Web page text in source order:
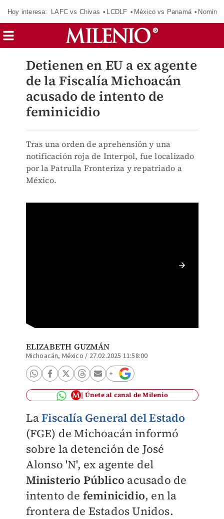
Hoy interesa: LAFC vs Chivas LCDLF México vs Panamá
Detienen en EU a ex agente
de la Fiscalía Michoacán
acusado de intento de
feminicidio
Tras una orden de aprehensión y una
notificación roja de Interpol, fue localizado
por la Patrulla Fronteriza y repatriado a
México.
ELIZABETH GUZMÁN
Michoacán, México / 27.02.2025 11:58:00
Únete al canal de Milenio
LaFiscalía General del Estado
(FGE) de Michoacán informó
sobre la detención de José
Alonso 'N', ex agente del
Ministerio Público acusado de
intento de feminicidio, en la
frontera de Estados Unidos.